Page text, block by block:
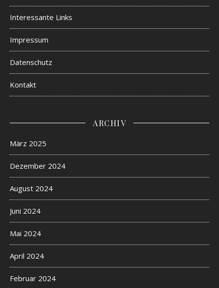
Interessante Links
Impressum
Datenschutz
Kontakt
ARCHIV
März 2025
Dezember 2024
August 2024
Juni 2024
Mai 2024
April 2024
Februar 2024